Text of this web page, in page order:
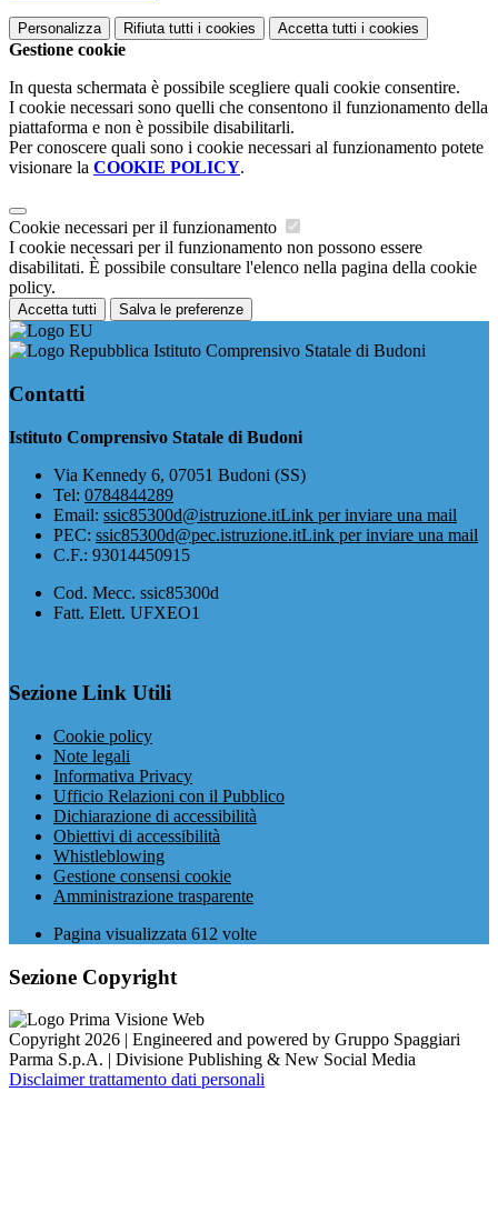
Personalizza Rifiuta tutti i cookies Accetta tutti i cookies
Gestione cookie
In questa schermata è possibile scegliere quali cookie consentire.
I cookie necessari sono quelli che consentono il funzionamento della
piattaforma e non è possibile disabilitarli.
Per conoscere quali sono i cookie necessari al funzionamento potete
visionare la COOKIE POLICY.
Cookie necessari per il funzionamento
I cookie necessari per il funzionamento non possono essere
disabilitati. È possibile consultare l'elenco nella pagina della cookie
policy.
Accetta tutti Salva le preferenze
Istituto Comprensivo Statale di Budoni
Contatti
Istituto Comprensivo Statale di Budoni
Via Kennedy 6, 07051 Budoni (SS)
Tel: 0784844289
Email: ssic85300d@istruzione.itLink per inviare una mail
PEC: ssic85300d@pec.istruzione.itLink per inviare una mail
C.F.: 93014450915
Cod. Mecc. ssic85300d
Fatt. Elett. UFXEO1
Sezione Link Utili
Cookie policy
Note legali
Informativa Privacy
Ufficio Relazioni con il Pubblico
Dichiarazione di accessibilità
Obiettivi di accessibilità
Whistleblowing
Gestione consensi cookie
Amministrazione trasparente
Pagina visualizzata 612 volte
Sezione Copyright
Copyright 2026 | Engineered and powered by Gruppo Spaggiari
Parma S.p.A. | Divisione Publishing & New Social Media
Disclaimer trattamento dati personali